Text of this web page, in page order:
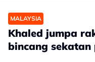
MALAYSIA
Khaled jumpa
bincang